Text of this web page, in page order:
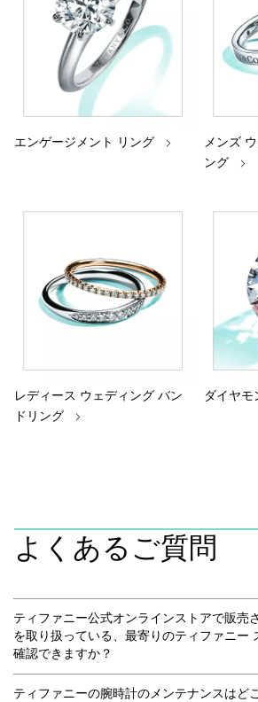
エンゲージメント リング
メンズ
ング
レディース ウェディング バン
ドリング
ダイヤモ
よくあるご質問
ティファニー公式オンラインストアで販売
を取り扱っている、最寄りのティファニー
確認できますか？
ティファニーの腕時計のメンテナンスはど